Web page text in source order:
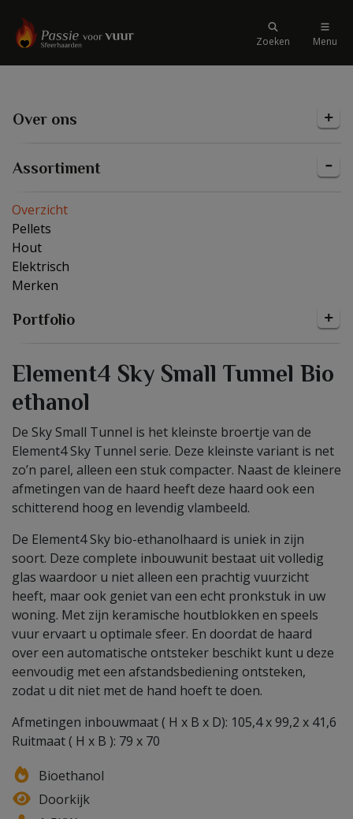
Zoeken Menu
Over ons
Assortiment
Overzicht
Pellets
Hout
Elektrisch
Merken
Portfolio
Element4 Sky Small Tunnel Bio
ethanol
De Sky Small Tunnel is het kleinste broertje van de
Element4 Sky Tunnel serie. Deze kleinste variant is net
zo’n parel, alleen een stuk compacter. Naast de kleinere
afmetingen van de haard heeft deze haard ook een
schitterend hoog en levendig vlambeeld.
De Element4 Sky bio-ethanolhaard is uniek in zijn
soort. Deze complete inbouwunit bestaat uit volledig
glas waardoor u niet alleen een prachtig vuurzicht
heeft, maar ook geniet van een echt pronkstuk in uw
woning. Met zijn keramische houtblokken en speels
vuur ervaart u optimale sfeer. En doordat de haard
over een automatische ontsteker beschikt kunt u deze
eenvoudig met een afstandsbediening ontsteken,
zodat u dit niet met de hand hoeft te doen.
Afmetingen inbouwmaat ( H x B x D): 105,4 x 99,2 x 41,6
Ruitmaat ( H x B ): 79 x 70
Bioethanol
Doorkijk